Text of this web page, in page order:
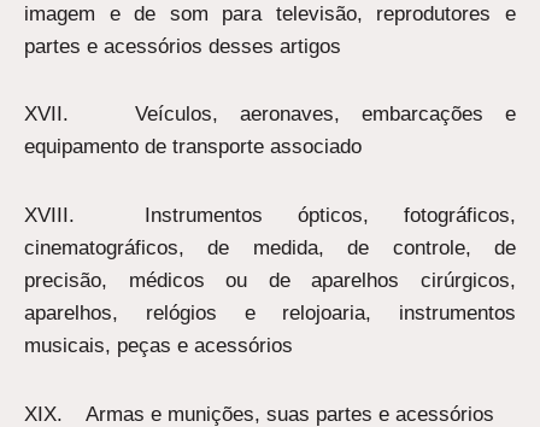
imagem e de som para televisão, reprodutores e
partes e acessórios desses artigos
XVII. Veículos, aeronaves, embarcações e
equipamento de transporte associado
XVIII. Instrumentos ópticos, fotográficos,
cinematográficos, de medida, de controle, de
precisão, médicos ou de aparelhos cirúrgicos,
aparelhos, relógios e relojoaria, instrumentos
musicais, peças e acessórios
XIX. Armas e munições, suas partes e acessórios